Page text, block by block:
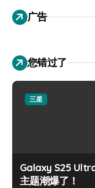
广告
您错过了
三星
Galaxy S25
主题潮爆了！